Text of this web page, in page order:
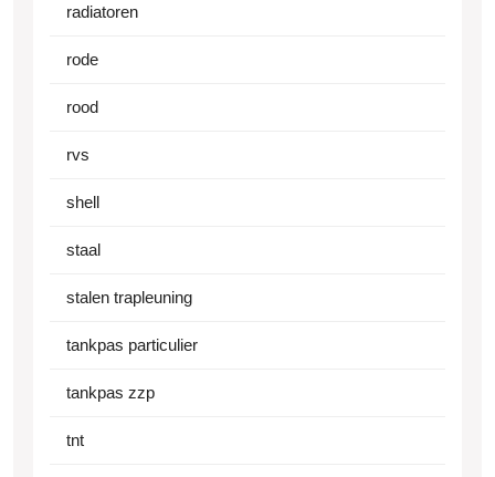
radiatoren
rode
rood
rvs
shell
staal
stalen trapleuning
tankpas particulier
tankpas zzp
tnt